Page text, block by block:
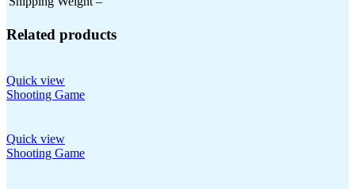
Related products
Quick view
Shooting Game
Quick view
Shooting Game